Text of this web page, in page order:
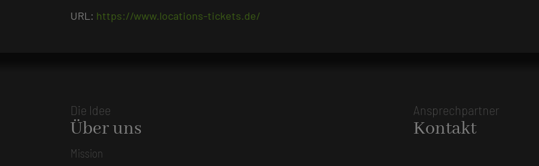
URL: https://www.locations-tickets.de/
Die Idee
Über uns
Mission
Ansprechpartner
Kontakt